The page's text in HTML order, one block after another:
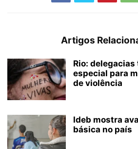
Artigos
Rio: delegacias
especial para
de violência
Ideb mostra
básica no país